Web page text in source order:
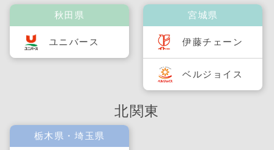
秋田県
ユニバース
宮城県
伊藤チェーン
ベルジョイス
北関東
栃木県・埼玉県